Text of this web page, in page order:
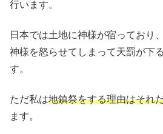
行います。
日本では土地に神様が宿っており
神様を怒らせてしまって天罰が下
す。
ただ私は地鎮祭をする理由はそれ
ます。